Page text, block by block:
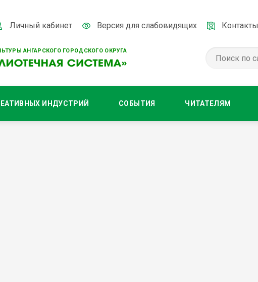
АНГАРСКОГО ГОРОДСКОГО ОКРУГА
Личный кабинет Версия для слабовидящих Контакты
ИНДУСТРИЙ СОБЫТИЯ ЧИТАТЕЛЯМ